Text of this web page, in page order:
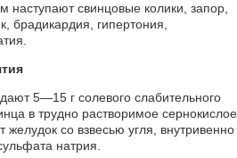
наступают свинцовые колики, запор,
брадикардия, гипертония,
5—15 г солевого слабительного
в трудно растворимое сернокислое
со взвесью угля, внутривенно
натрия.